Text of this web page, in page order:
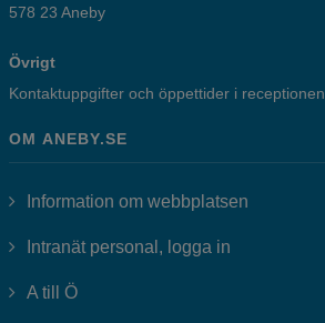
578 23 Aneby
Övrigt
Kontaktuppgifter och öppettider i receptionen
OM ANEBY.SE
Information om webbplatsen
Intranät personal, logga in
A till Ö